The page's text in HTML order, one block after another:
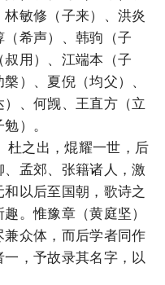
敏修（子来）、洪炎
（希声）、韩驹（子
用）、江端本（子
）、夏倪（均父）、
、何觊、王直方（立
）。
杜之出，焜耀一世，后
孟郊、张籍诸人，激
以后至国朝，歌诗之
。惟豫章（黄庭坚）
众体，而后学者同作
，予故录其名字，以